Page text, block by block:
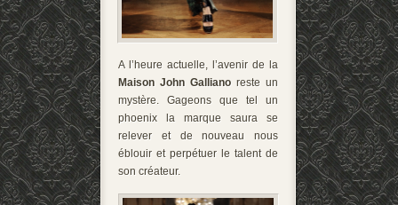
A l’heure actuelle, l’avenir de la
Maison John Galliano reste un
mystère. Gageons que tel un
phoenix la marque saura se
relever et de nouveau nous
éblouir et perpétuer le talent de
son créateur.